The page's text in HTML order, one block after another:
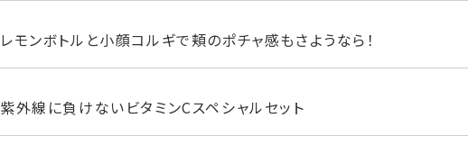
レモンボトルと小顔コルギで頬のポチャ感もさようなら！
紫外線に負けないビタミンCスペシャルセット